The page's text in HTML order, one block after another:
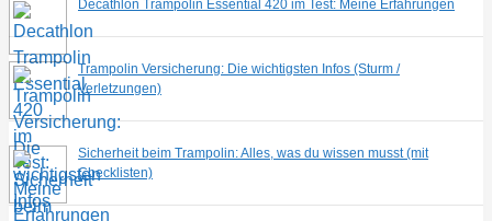
Decathlon Trampolin Essential 420 im Test: Meine Erfahrungen
Trampolin Versicherung: Die wichtigsten Infos (Sturm /
Verletzungen)
Sicherheit beim Trampolin: Alles, was du wissen musst (mit
Checklisten)